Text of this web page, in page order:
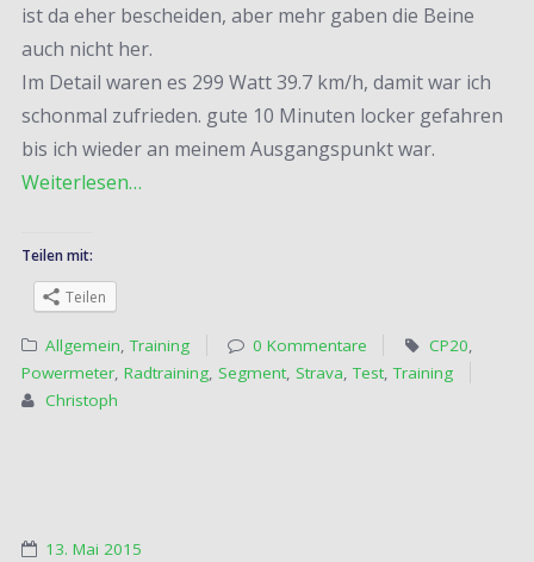
ist da eher bescheiden, aber mehr gaben die Beine
auch nicht her.
Im Detail waren es 299 Watt 39.7 km/h, damit war ich
schonmal zufrieden. gute 10 Minuten locker gefahren
bis ich wieder an meinem Ausgangspunkt war.
Weiterlesen…
Teilen mit:
Teilen
Allgemein,Training 0 Kommentare CP20,
Powermeter, Radtraining, Segment, Strava,Test,Training
Christoph
13. Mai 2015